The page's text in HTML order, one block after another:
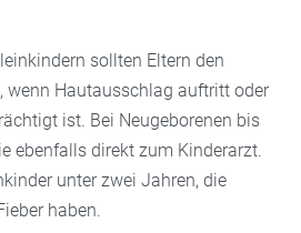
sollten Eltern den
wenn Hautausschlag auftritt oder
ist. Bei Neugeborenen bis
ebenfalls direkt zum Kinderarzt.
unter zwei Jahren, die
haben.